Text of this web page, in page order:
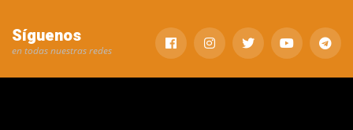
Síguenos
en todas nuestras redes